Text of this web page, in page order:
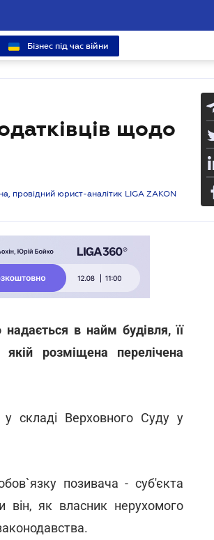
Бізнес під час війни
щодо
провідний юрист-аналітик LIGA ZAKON
в найм будівля, її
розміщена перелічена
у складі Верховного Суду у
позивача - суб'єкта
він, як власник нерухомого